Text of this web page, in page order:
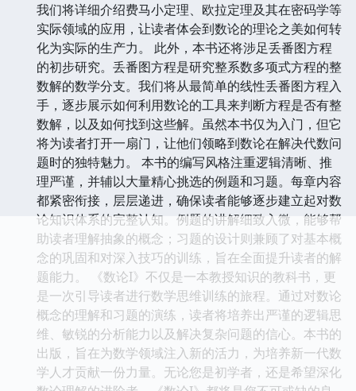
我们将详细介绍费马小定理、欧拉定理及其在密码学等
实际领域的应用，让读者体会到数论的理论之美如何转
化为实际的生产力。 此外，本书还将涉足丢番图方程
的初步研究。丢番图方程是研究整系数多项式方程的整
数解的数学分支。我们将从最简单的线性丢番图方程入
手，逐步展示如何利用数论的工具来判断方程是否有整
数解，以及如何找到这些解。虽然本书仅为入门，但它
将为读者打开一扇门，让他们领略到数论在解决代数问
题时的独特魅力。 本书的编写风格注重逻辑清晰、推
理严谨，并辅以大量精心挑选的例题和习题。每章内容
都紧密衔接，层层递进，确保读者能够逐步建立起对数
论知识体系的完整认知。例题的讲解细致入微，能够帮
助读者理解抽象的概念；习题的设计则兼顾了对基本概
念的巩固和对深入技巧的训练，旨在全面提升读者的解
题能力。 《数论I》不仅是一本教授知识的教科书，更
是一次引导读者进行数学思维训练的旅程。通过对数论
概念的理解和习题的演练，读者将培养出严谨的逻辑思
维、敏锐的分析能力以及解决复杂问题的信心。本书的
出版，旨在为数学领域注入新的活力，为培养新一代数
学人才贡献一份力量。无论您是初学者，还是希望深化